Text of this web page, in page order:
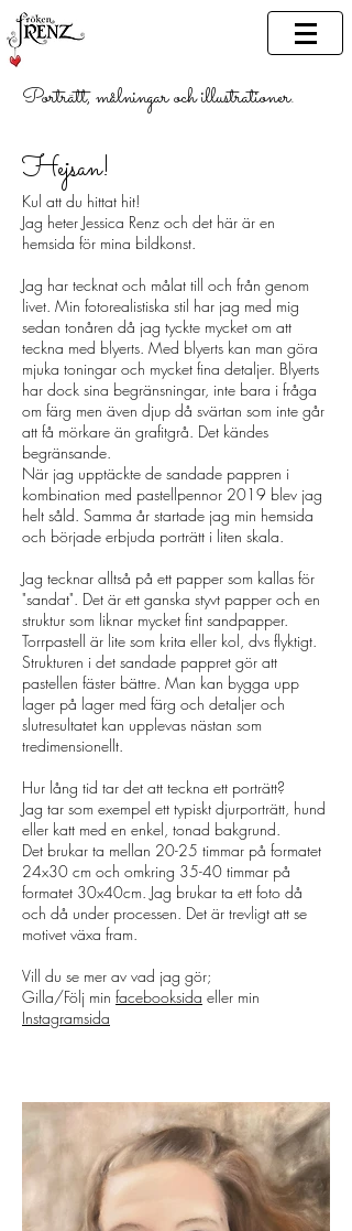
Porträtt, målningar och illustrationer.
​Hejsan!
Kul att du hittat hit!
Jag heter Jessica Renz och det här är en
hemsida för mina bildkonst.
Jag har tecknat och målat till och från genom
livet. Min fotorealistiska stil har jag med mig
sedan tonåren då jag tyckte mycket om att
teckna med blyerts. Med blyerts kan man göra
mjuka toningar och mycket fina detaljer. Blyerts
har dock sina begränsningar, inte bara i fråga
om färg men även djup då svärtan som inte går
att få mörkare än grafitgrå. Det kändes
begränsande.
När jag upptäckte de sandade pappren i
kombination med pastellpennor 2019 blev jag
helt såld. Samma år startade jag min hemsida
och började erbjuda porträtt i liten skala.
Jag tecknar alltså på ett papper som kallas för
"sandat". Det är ett ganska styvt papper och en
struktur som liknar mycket fint sandpapper.
Torrpastell är lite som krita eller kol, dvs flyktigt.
Strukturen i det sandade pappret gör att
pastellen fäster bättre. Man kan bygga upp
lager på lager med färg och detaljer och
slutresultatet kan upplevas nästan som
tredimensionellt.
Hur lång tid tar det att teckna ett porträtt?
Jag tar som exempel ett typiskt djurporträtt, hund
eller katt med en enkel, tonad bakgrund.
Det brukar ta mellan 20-25 timmar på formatet
24x30 cm och omkring 35-40 timmar på
formatet 30x40cm. Jag brukar ta ett foto då
och då under processen. Det är trevligt att se
motivet växa fram.
Vill du se mer av vad jag gör;
Gilla/Följ min facebooksida eller min
Instagramsida